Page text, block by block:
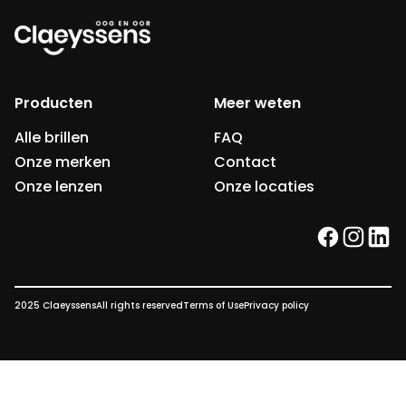
Producten
Alle brillen
Onze merken
Onze lenzen
Meer weten
FAQ
Contact
Onze locaties
facebook
2025 ClaeyssensAll rights reservedTerms of UsePrivacy policy